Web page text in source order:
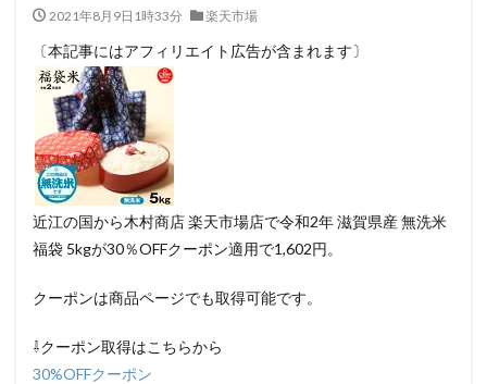
2021年8月9日1時33分 楽天市場
〔本記事にはアフィリエイト広告が含まれます〕
近江の国から木村商店 楽天市場店で令和2年 滋賀県産 無洗米
福袋 5kgが30％OFFクーポン適用で1,602円。
クーポンは商品ページでも取得可能です。
⇩クーポン取得はこちらから
30%OFFクーポン